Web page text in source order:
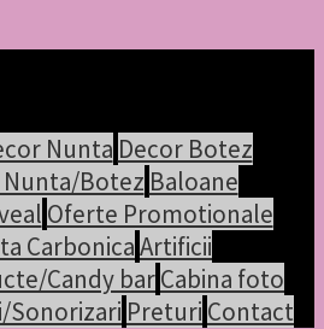
Nunta Decor Botez
Botez Baloane
Oferte Promotionale
CarbonicaArtificii
Candy barCabina foto
Sonorizari Preturi Contact